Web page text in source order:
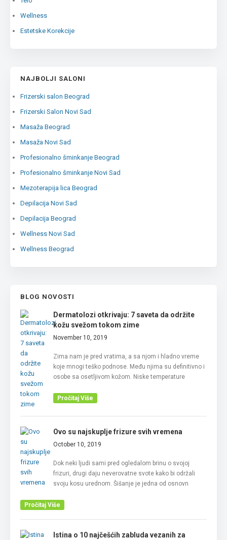
Wellness
Estetske Korekcije
NAJBOLJI SALONI
Frizerski salon Beograd
Frizerski Salon Novi Sad
Masaža Beograd
Masaža Novi Sad
Profesionalno šminkanje Beograd
Profesionalno šminkanje Novi Sad
Mezoterapija lica Beograd
Depilacija Novi Sad
Depilacija Beograd
Wellness Novi Sad
Wellness Beograd
BLOG NOVOSTI
Dermatolozi otkrivaju: 7 saveta da održite
kožu svežom tokom zime
November 10, 2019
Zima nam je pred vratima, a sa njom i hladno vreme
koje mnogi teško podnose. Među njima su definitivno i
osobe sa osetljivom kožom. Niske temperature
Pročitaj Više
Ovo su najskuplje frizure svih vremena
October 10, 2019
Dok neki ljudi sami pred ogledalom brinu o svojoj
frizuri, drugi daju neverovatne svote kako bi održali
svoju kosu urednom. Šišanje je jedna od osnovn
Pročitaj Više
Istina o 10 najčešćih zabluda vezanih za